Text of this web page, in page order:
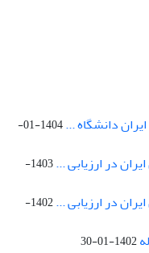
دانشگاه ...
1404-01-
در ارزیابی ...
1403-
در ارزیابی ...
1402-
1402-01-30